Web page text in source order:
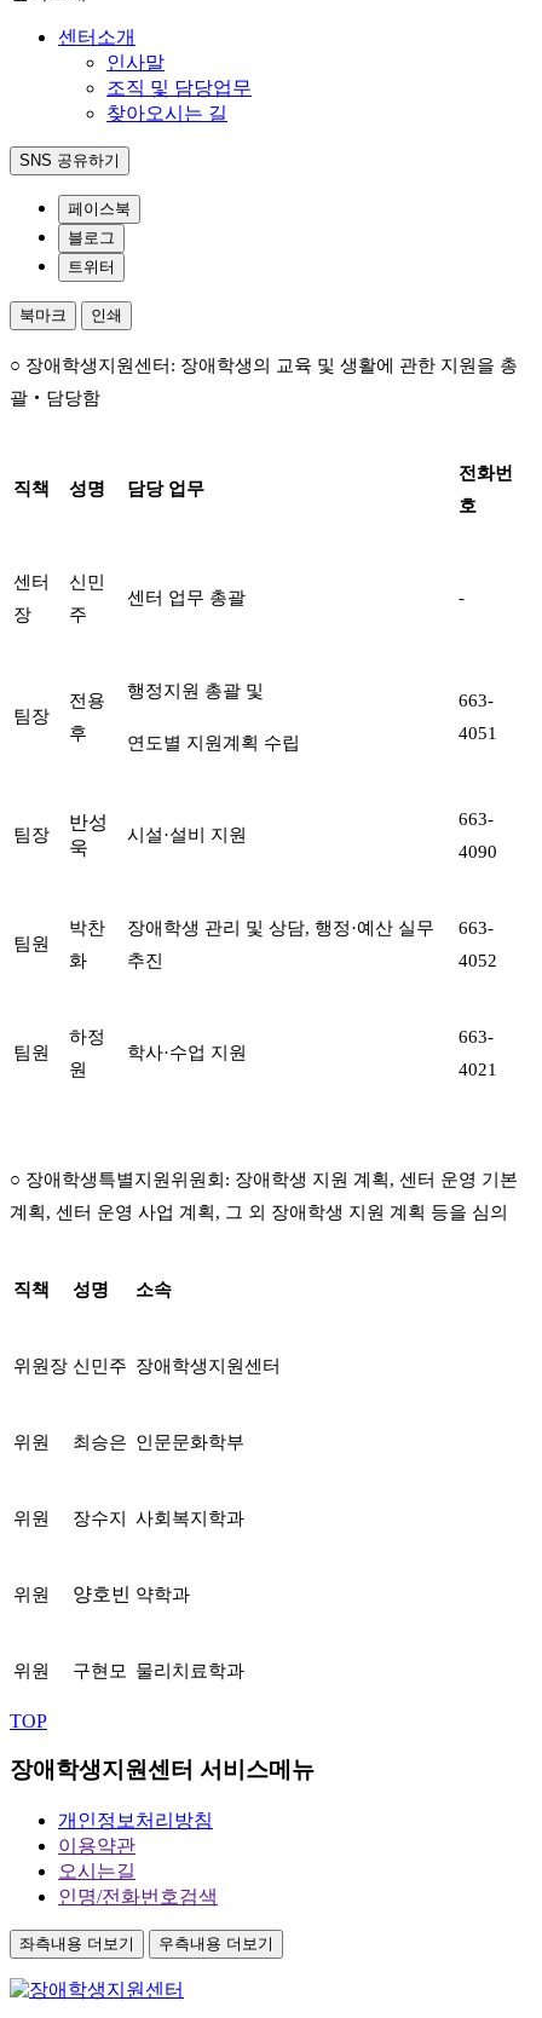
센터소개
인사말
조직 및 담당업무
찾아오시는 길
SNS 공유하기
페이스북
블로그
트위터
북마크 인쇄
○ 장애학생지원센터: 장애학생의 교육 및 생활에 관한 지원을 총
괄‧담당함
직책 성명 담당 업무
전화번
호
센터
장
신민
주
센터 업무 총괄 -
팀장
전용
후
행정지원 총괄 및
연도별 지원계획 수립
663-
4051
팀장
반성
욱
시설·설비 지원
663-
4090
팀원
박찬
화
장애학생 관리 및 상담, 행정·예산 실무
추진
663-
4052
팀원
하정
원
학사·수업 지원
663-
4021
○ 장애학생특별지원위원회: 장애학생 지원 계획, 센터 운영 기본
계획, 센터 운영 사업 계획, 그 외 장애학생 지원 계획 등을 심의
직책 성명 소속
위원장 신민주 장애학생지원센터
위원 최승은 인문문화학부
위원 장수지 사회복지학과
위원 양호빈 약학과
위원 구현모 물리치료학과
TOP
장애학생지원센터 서비스메뉴
개인정보처리방침
이용약관
오시는길
인명/전화번호검색
좌측내용 더보기 우측내용 더보기